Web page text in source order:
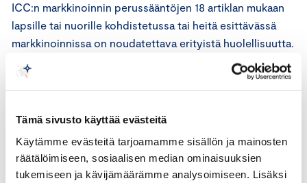
Tämä sivusto käyttää evästeitä
Käytämme evästeitä tarjoamamme sisällön ja mainosten
räätälöimiseen, sosiaalisen median ominaisuuksien
tukemiseen ja kävijämäärämme analysoimiseen. Lisäksi
ICC:n markkinoinnin perussääntöjen 18 artiklan mukaan
lapsille tai nuorille kohdistetussa tai heitä esittävässä
markkinoinnissa on noudatettava erityistä huolellisuutta.
Lapsille tai nuorille kohdistetussa mediassa ei saa
markkinoida tuotteita, jotka ovat heille laittomia tai
saattaa vahingoittaa lapsia tai nuoria henkisesti,
ICC:n markkinoinnin perussääntöjen 23.5 artiklan mukaan